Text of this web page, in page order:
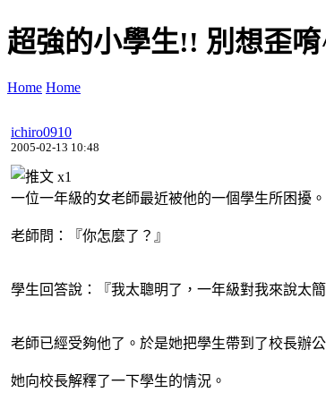
超強的小學生!! 別想歪
Home Home
ichiro0910
2005-02-13 10:48
x1
一位一年級的女老師最近被他的一個學生所困擾。
老師問：『你怎麼了？』
學生回答說：『我太聰明了，一年級對我來說太
老師已經受夠他了。於是她把學生帶到了校長辦公
她向校長解釋了一下學生的情況。